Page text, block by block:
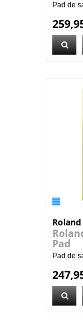
Pad de
Roland
Pad
Pad de